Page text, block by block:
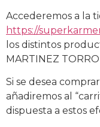
Accederemos a la
https://
los distintos
MARTINEZ
Si se desea
añadiremos al
dispuesta a estos